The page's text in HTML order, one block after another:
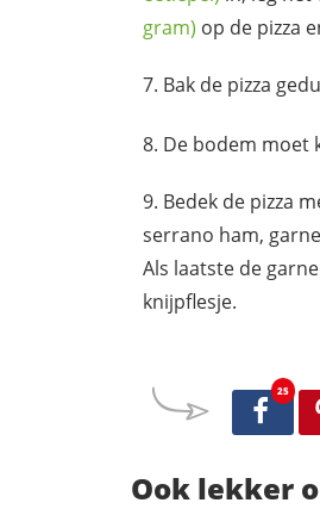
gram) op de pizza
Bak de pizza
De bodem moet
Bedek de pizza
serrano ham,
Als laatste de
knijpflesje.
25
Ook lekker